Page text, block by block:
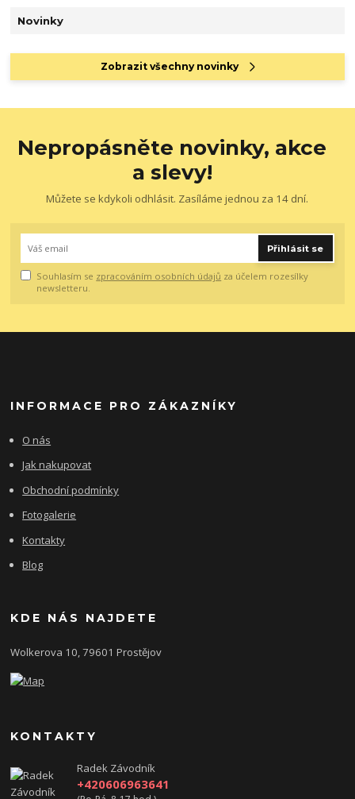
Novinky
Zobrazit všechny novinky
Nepropásněte novinky, akce
a slevy!
Můžete se kdykoli odhlásit. Zasíláme jednou za 14 dní.
Přihlásit se
Souhlasím se zpracováním osobních údajů za účelem rozesílky
newsletteru.
INFORMACE PRO ZÁKAZNÍKY
O nás
Jak nakupovat
Obchodní podmínky
Fotogalerie
Kontakty
Blog
KDE NÁS NAJDETE
Wolkerova 10, 79601 Prostějov
KONTAKTY
Radek Závodník
+420606963641